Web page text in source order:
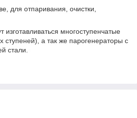
для отпаривания, очистки,
изготавливаться многоступенчатые
ступеней), а так же парогенераторы с
стали.